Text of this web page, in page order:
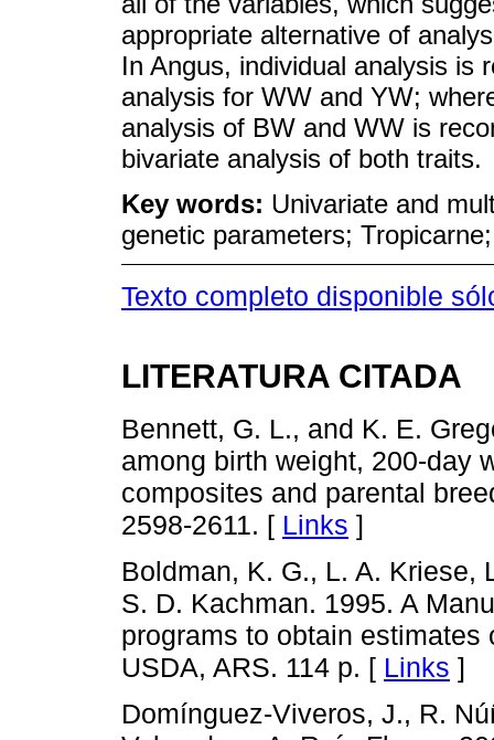
appropriate alternative of
In Angus, individual analysis is
analysis for WW and YW;
analysis of BW and WW is
bivariate analysis of both traits.
Key words: Univariate and
genetic parameters;
Texto completo disponible
LITERATURA CITADA
Bennett, G. L., and K. E.
among birth weight, 200-day
composites and parental
2598-2611. [ Links ]
Boldman, K. G., L. A. Kriese,
S. D. Kachman. 1995. A
programs to obtain
USDA, ARS. 114 p. [ Links ]
Domínguez-Viveros, J., R.